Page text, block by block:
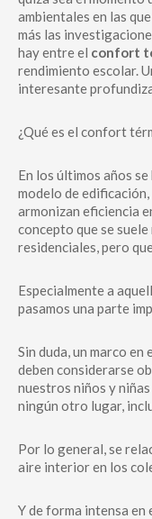
ambientales en las
más las
hay entre el confort
rendimiento escolar.
interesante
¿Qué es el confort
En los últimos años
modelo de edificación,
armonizan eficiencia
concepto que se
residenciales, pero
Especialmente a
pasamos una parte
Sin duda, un marco
deben considerarse
nuestros niños y niñas
ningún otro lugar,
Por lo general, se
aire interior en los
Y de forma intensa en